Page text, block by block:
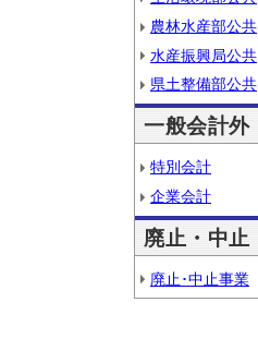
農林水産部公共
水産振興局公共
県土整備部公共
一般会計外
特別会計
企業会計
廃止・中止
廃止･中止事業